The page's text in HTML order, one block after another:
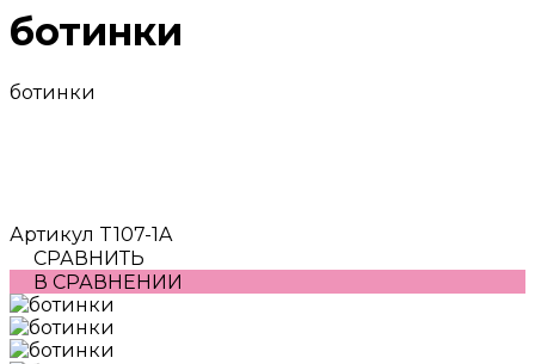
ботинки
ботинки
Артикул T107-1A
СРАВНИТЬ
В СРАВНЕНИИ